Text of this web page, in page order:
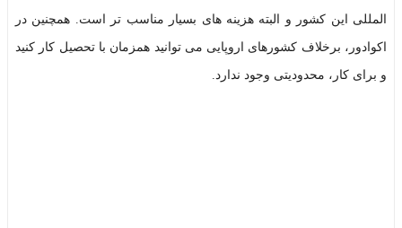
المللی این کشور و البته هزینه های بسیار مناسب تر است. همچنین در
اکوادور، برخلاف کشورهای اروپایی می توانید همزمان با تحصیل کار کنید
و برای کار، محدودیتی وجود ندارد.